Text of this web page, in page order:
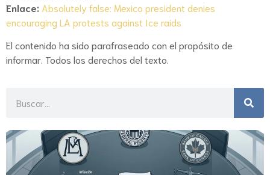
Enlace: Absolutely false: Mexico president denies
encouraging LA protests against Ice raids
El contenido ha sido parafraseado con el propósito de
informar. Todos los derechos del texto.